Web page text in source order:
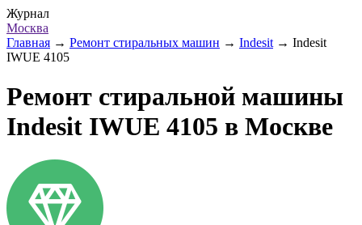
Журнал
Москва
Главная → Ремонт стиральных машин → Indesit → Indesit
IWUE 4105
Ремонт стиральной машины
Indesit IWUE 4105 в Москве